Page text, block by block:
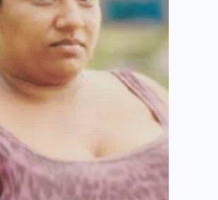
EDITORIAL
PF deflagra
fraude de R$ 5,7
no
7 DE